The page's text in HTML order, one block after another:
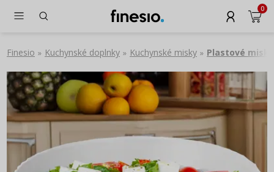
0
Finesio » Kuchynské doplnky » Kuchynské misky » Plastové misky